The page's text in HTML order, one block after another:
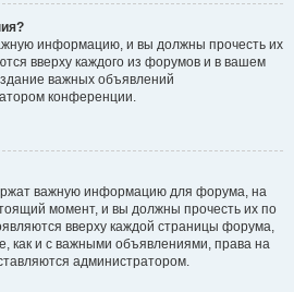
информацию, и вы должны прочесть их
вверху каждого из форумов и в вашем
важных объявлений
конференции.
важную информацию для форума, на
момент, и вы должны прочесть их по
вверху каждой страницы форума,
как и с важными объявлениями, права на
администратором.